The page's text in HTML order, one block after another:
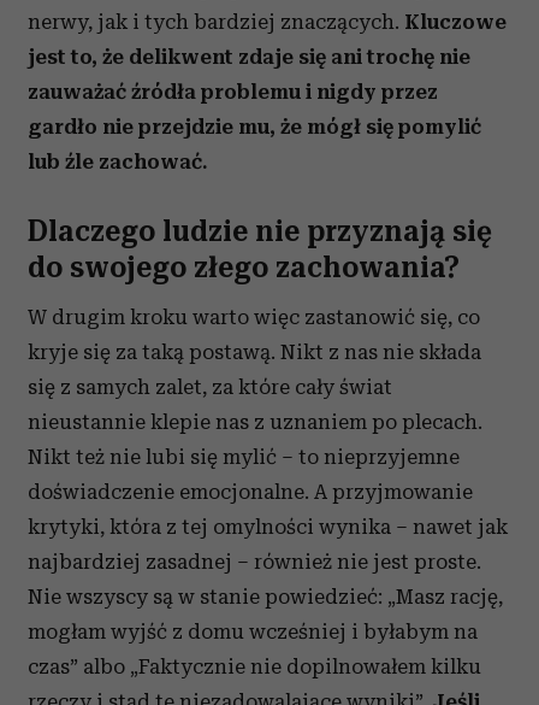
nerwy, jak i tych bardziej znaczących. Kluczowe
jest to, że delikwent zdaje się ani trochę nie
zauważać źródła problemu i nigdy przez
gardło nie przejdzie mu, że mógł się pomylić
lub źle zachować.
Dlaczego ludzie nie przyznają się
do swojego złego zachowania?
W drugim kroku warto więc zastanowić się, co
kryje się za taką postawą. Nikt z nas nie składa
się z samych zalet, za które cały świat
nieustannie klepie nas z uznaniem po plecach.
Nikt też nie lubi się mylić – to nieprzyjemne
doświadczenie emocjonalne. A przyjmowanie
krytyki, która z tej omylności wynika – nawet jak
najbardziej zasadnej – również nie jest proste.
Nie wszyscy są w stanie powiedzieć: „Masz rację,
mogłam wyjść z domu wcześniej i byłabym na
czas” albo „Faktycznie nie dopilnowałem kilku